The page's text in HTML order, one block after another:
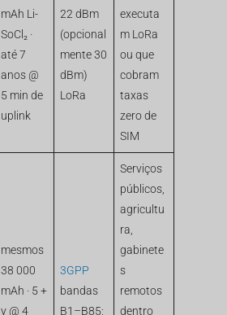
mAh Li-
SoCl₂ ·
até 7
anos @
5 min de
uplink
22 dBm
(opcional
mente 30
dBm)
LoRa
executa
m LoRa
ou que
cobram
taxas
zero de
SIM
mesmos
38 000
mAh · 5 +
y @ 4
3GPP
bandas
B1–B85;
Serviços
públicos,
agricultu
ra,
gabinete
s
remotos
dentro